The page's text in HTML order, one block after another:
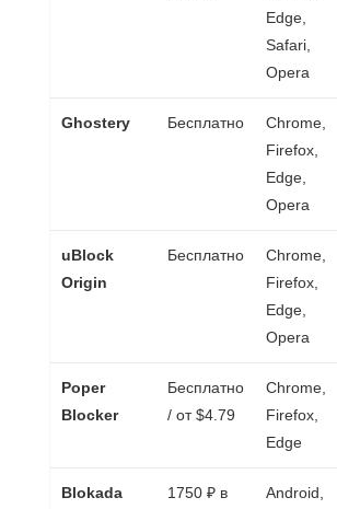
Edge,
Safari,
Opera
Ghostery Бесплатно
Chrome,
Firefox,
Edge,
Opera
uBlock
Origin
Бесплатно
Chrome,
Firefox,
Edge,
Opera
Poper
Blocker
Бесплатно
/ от $4.79
Chrome,
Firefox,
Edge
Blokada
1750 ₽ в
Android,